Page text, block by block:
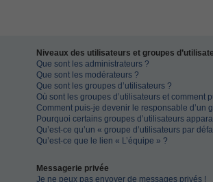
Niveaux des utilisateurs et groupes
Que sont les administrateurs ?
Que sont les modérateurs ?
Que sont les groupes d’utilisateurs ?
Où sont les groupes d’utilisateurs et comment
Comment puis-je devenir le responsable d’un
Pourquoi certains groupes d’utilisateurs
Qu’est-ce qu’un « groupe d’utilisateurs par
Qu’est-ce que le lien « L’équipe » ?
Messagerie privée
Je ne peux pas envoyer de messages privés !